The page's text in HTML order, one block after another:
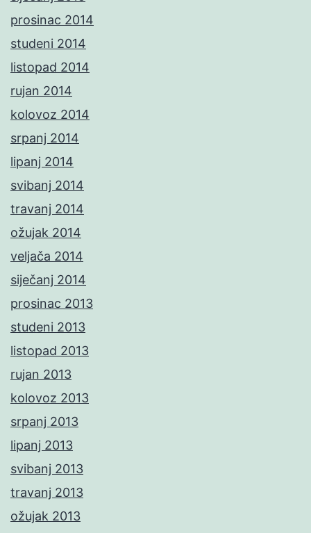
prosinac 2014
studeni 2014
listopad 2014
rujan 2014
kolovoz 2014
srpanj 2014
lipanj 2014
svibanj 2014
travanj 2014
ožujak 2014
veljača 2014
siječanj 2014
prosinac 2013
studeni 2013
listopad 2013
rujan 2013
kolovoz 2013
srpanj 2013
lipanj 2013
svibanj 2013
travanj 2013
ožujak 2013